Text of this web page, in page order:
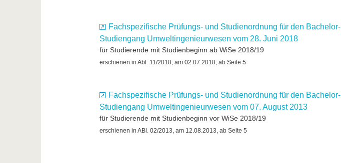
Fachspezifische Prüfungs- und Studienordnung für den Bachelor-
Studiengang Umweltingenieurwesen vom 28. Juni 2018
für Studierende mit Studienbeginn ab WiSe 2018/19
erschienen in Abl. 11/2018, am 02.07.2018, ab Seite 5
Fachspezifische Prüfungs- und Studienordnung für den Bachelor-
Studiengang Umweltingenieurwesen vom 07. August 2013
für Studierende mit Studienbeginn vor WiSe 2018/19
erschienen in ABl. 02/2013, am 12.08.2013, ab Seite 5